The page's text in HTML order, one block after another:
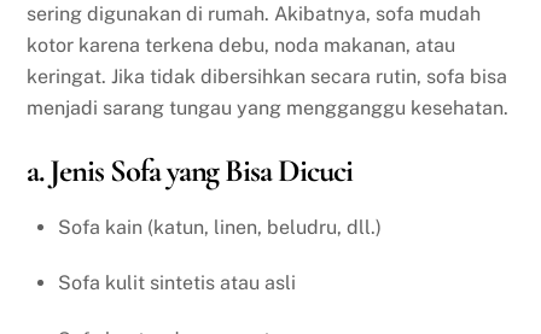
sering digunakan di rumah. Akibatnya, sofa mudah
kotor karena terkena debu, noda makanan, atau
keringat. Jika tidak dibersihkan secara rutin, sofa bisa
menjadi sarang tungau yang mengganggu kesehatan.
a. Jenis Sofa yang Bisa Dicuci
Sofa kain (katun, linen, beludru, dll.)
Sofa kulit sintetis atau asli